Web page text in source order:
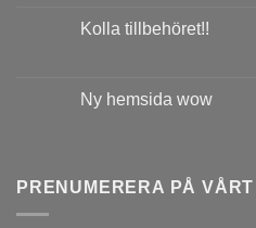
Kolla tillbehöret!!
Ny hemsida wow
PRENUMERERA PÅ